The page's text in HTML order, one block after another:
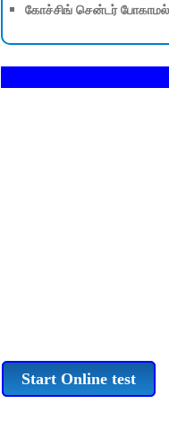
கோச்சிங் சென்டர் போகாமல்
Start Online test